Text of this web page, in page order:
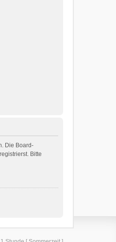
Die Board-
Bitte